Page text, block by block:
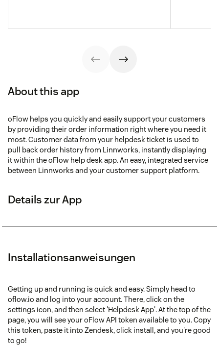
About this app
oFlow helps you quickly and easily support your customers
by providing their order information right where you need it
most. Customer data from your helpdesk ticket is used to
pull back order history from Linnworks, instantly displaying
it within the oFlow help desk app. An easy, integrated service
between Linnworks and your customer support platform.
Details zur App
Installationsanweisungen
Getting up and running is quick and easy. Simply head to
oflow.io and log into your account. There, click on the
settings icon, and then select 'Helpdesk App'. At the top of the
page, you will see your oFlow API token available to you. Copy
this token, paste it into Zendesk, click install, and you're good
to go!